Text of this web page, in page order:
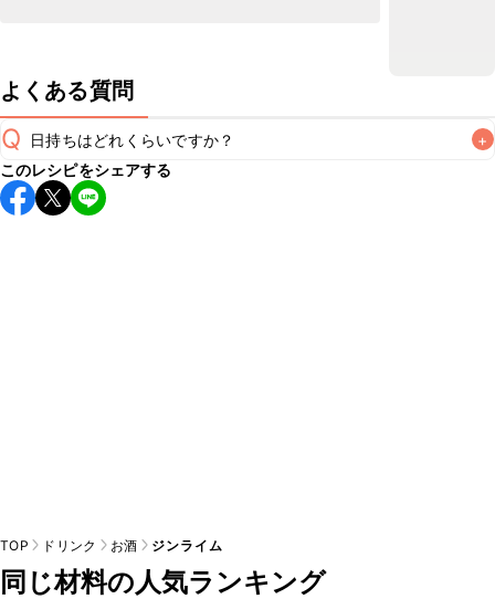
よくある質問
Q 日持ちはどれくらいですか？ +
こちらのレシピは出来たてをお召し上がりいただくことをお
すすめします。
このレシピをシェアする
TOP ドリンク お酒 ジンライム
同じ材料の人気ランキング